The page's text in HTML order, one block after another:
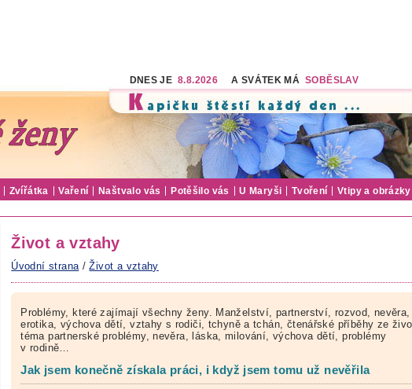
DNES JE 8.8.2026 A SVÁTEK MÁ SOBĚSLAV
Zvířátka Vaření Naštvalo vás Potěšilo vás U Maryši Tvoření Vtipy a obrázky
Život a vztahy
Úvodní strana /Život a vztahy
Problémy, které zajímají všechny ženy. Manželství, partnerství, rozvod, nevěra,
erotika, výchova dětí, vztahy s rodiči, tchyně a tchán, čtenářské příběhy ze
téma partnerské problémy, nevěra, láska, milování, výchova dětí, problémy
v rodině…
Jak jsem konečně získala práci, i když jsem tomu už nevěřila